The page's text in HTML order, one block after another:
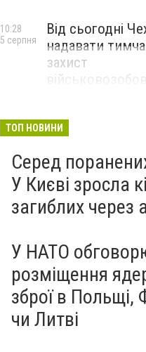
Від сьогодні
надавати
захист
10:28
5 серпня
ТОП НОВИНИ
Серед
У Києві зросла
загиблих через
У НАТО
розміщення
зброї в Польщі,
чи Литві